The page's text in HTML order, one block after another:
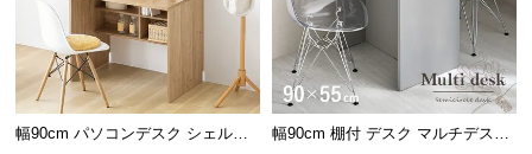
分離型
幅90cm パソコンデスク シェルフ
幅90cm 棚付 デスク マルチデスク